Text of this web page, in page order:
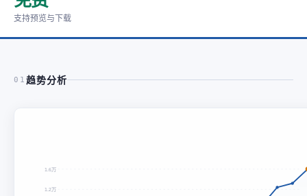
支持预览与下载
01 趋势分析
1.6万
1.2万